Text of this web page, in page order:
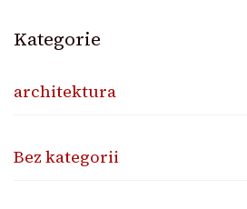
Kategorie
architektura
Bez kategorii